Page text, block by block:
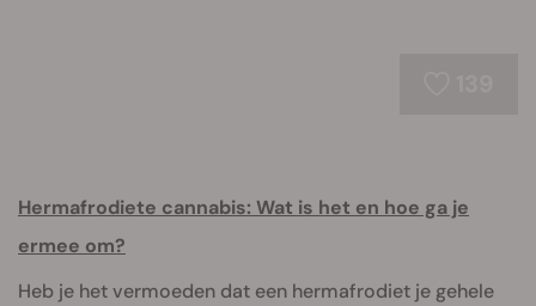
Hermafrodiete cannabis: Wat is het en hoe ga je
ermee om?
Heb je het vermoeden dat een hermafrodiet je gehele